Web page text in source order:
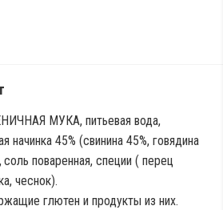
МУКА, питьевая вода,
начинка 45% (свинина 45%, говядина
соль поваренная, специи ( перец
чеснок).
глютен и продукты из них.